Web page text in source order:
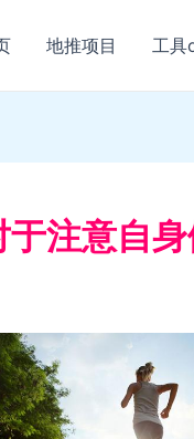
地推项目 工具
注意自